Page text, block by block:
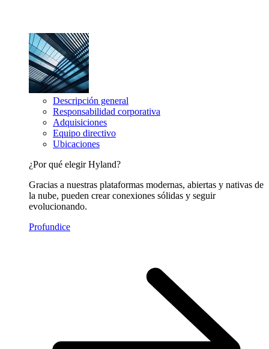
Descripción general
Responsabilidad corporativa
Adquisiciones
Equipo directivo
Ubicaciones
¿Por qué elegir Hyland?
Gracias a nuestras plataformas modernas, abiertas y nativas de
la nube, pueden crear conexiones sólidas y seguir
evolucionando.
Profundice